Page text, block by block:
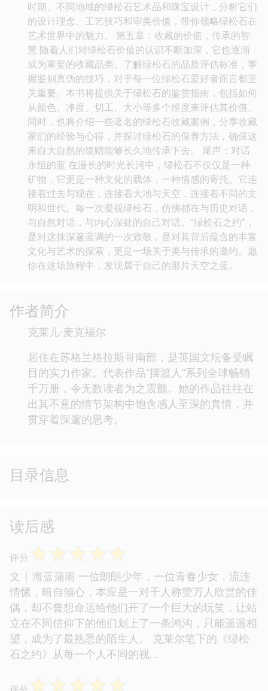
时期、不同地域的绿松石艺术品和珠宝设计，分析它们
的设计理念、工艺技巧和审美价值，带你领略绿松石在
艺术世界中的魅力。 第五章：收藏的价值，传承的智
慧 随着人们对绿松石价值的认识不断加深，它也逐渐
成为重要的收藏品类。了解绿松石的品质评估标准，掌
握鉴别真伪的技巧，对于每一位绿松石爱好者而言都至
关重要。本书将提供关于绿松石的鉴赏指南，包括如何
从颜色、净度、切工、大小等多个维度来评估其价值。
同时，也将介绍一些著名的绿松石收藏案例，分享收藏
家们的经验与心得，并探讨绿松石的保养方法，确保这
来自大自然的馈赠能够长久地传承下去。 尾声：对话
永恒的蓝 在漫长的时光长河中，绿松石不仅仅是一种
矿物，它更是一种文化的载体，一种情感的寄托。它连
接着过去与现在，连接着大地与天空，连接着不同的文
明和世代。每一次凝视绿松石，仿佛都在与历史对话，
与自然对话，与内心深处的自己对话。“绿松石之约”，
是对这抹深邃蓝调的一次致敬，是对其背后蕴含的丰富
文化与艺术的探索，更是一场关于美与传承的邀约。愿
你在这场旅程中，发现属于自己的那片天空之蓝。
作者简介
克莱儿·麦克福尔
居住在苏格兰格拉斯哥南部，是英国文坛备受瞩
目的实力作家。代表作品“摆渡人”系列全球畅销
千万册，令无数读者为之震颤。她的作品往往在
出其不意的情节架构中饱含感人至深的真情，并
贯穿着深邃的思考。
目录信息
读后感
评分 ☆☆☆☆☆
文 | 海蓝蒲雨 一位朗朗少年，一位青春少女，流连
情愫，暗自倾心，本应是一对千人称赞万人欣赏的佳
偶，却不曾想命运给他们开了一个巨大的玩笑，让站
立在不同信仰下的他们划上了一条鸿沟，只能遥遥相
望，成为了最熟悉的陌生人。 克莱尔笔下的《绿松
石之约》从每一个人不同的视...
☆☆☆☆☆